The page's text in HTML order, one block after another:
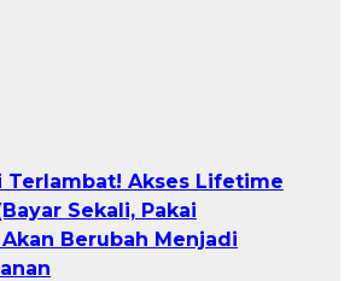
Terlambat! Akses Lifetime
Sekali, Pakai
Berubah Menjadi